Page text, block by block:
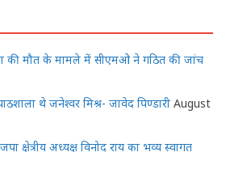
n
g
r
dI
n
की मौत के मामले में सीएमओ ने गठित की जांच
थे जनेश्वर मिश्र- जावेद पिण्डारी August
क्षेत्रीय अध्यक्ष विनोद राय का भव्य स्वागत